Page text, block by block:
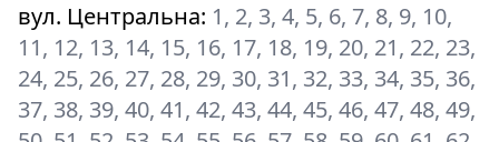
вул. Центральна: 1, 2, 3, 4, 5, 6, 7, 8, 9, 10,
11, 12, 13, 14, 15, 16, 17, 18, 19, 20, 21, 22, 23,
24, 25, 26, 27, 28, 29, 30, 31, 32, 33, 34, 35, 36,
37, 38, 39, 40, 41, 42, 43, 44, 45, 46, 47, 48, 49,